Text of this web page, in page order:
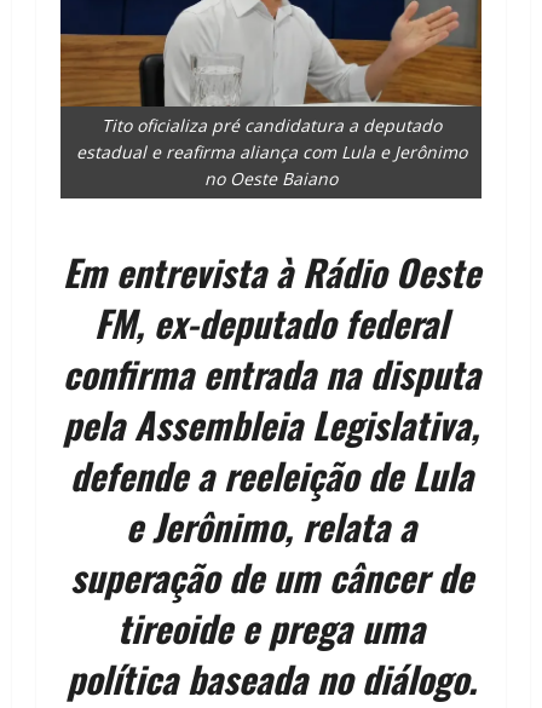
Tito oficializa pré candidatura a deputado
estadual e reafirma aliança com Lula e Jerônimo
no Oeste Baiano
Em entrevista à Rádio Oeste
FM, ex-deputado federal
confirma entrada na disputa
pela Assembleia Legislativa,
defende a reeleição de Lula
e Jerônimo, relata a
superação de um câncer de
tireoide e prega uma
política baseada no diálogo.